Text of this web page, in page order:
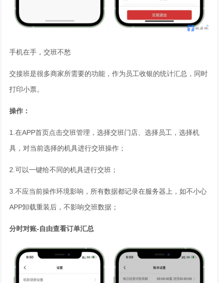
手机在手，交班不愁
交接班是很多商家所需要的功能，作为员工收银的统计汇总，同时
打印小票。
操作：
1.在APP首页点击交班管理，选择交班门店、选择员工，选择机
具，对当前选择的机具进行交班操作；
2.可以一键给不同的机具进行交班；
3.不应当前操作环境影响，所有数据都记录在服务器上，如不小心
APP卸载重装后，不影响交班数据；
分时对账-自由查看订单汇总